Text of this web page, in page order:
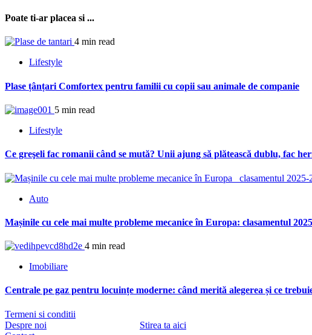
Poate ti-ar placea si ...
4 min read
Lifestyle
Plase țânțari Comfortex pentru familii cu copii sau animale de companie
5 min read
Lifestyle
Ce greşeli fac romanii când se mută? Unii ajung să plătească dublu, fac
Auto
Mașinile cu cele mai multe probleme mecanice în Europa: clasamentul
4 min read
Imobiliare
Centrale pe gaz pentru locuințe moderne: când merită alegerea și ce
Termeni si conditii
Despre noi
Stirea ta aici